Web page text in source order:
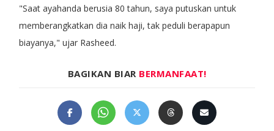
"Saat ayahanda berusia 80 tahun, saya putuskan untuk
memberangkatkan dia naik haji, tak peduli berapapun
biayanya," ujar Rasheed.
BAGIKAN BIAR BERMANFAAT!